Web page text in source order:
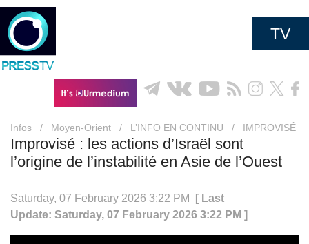
TV
Infos / Moyen-Orient / L’INFO EN CONTINU / IMPROVISÉ
Improvisé : les actions d’Israël sont
l’origine de l’instabilité en Asie de l’Ouest
Saturday, 07 February 2026 3:22 PM
[ Last
Update: Saturday, 07 February 2026 3:22 PM ]